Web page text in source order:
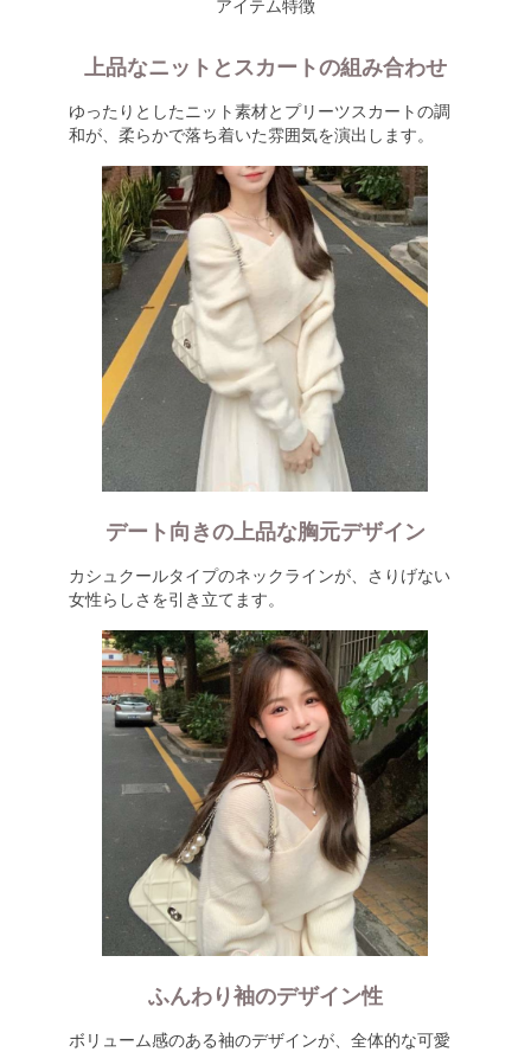
アイテム特徴
上品なニットとスカートの組み合わせ
ゆったりとしたニット素材とプリーツスカートの調
和が、柔らかで落ち着いた雰囲気を演出します。
デート向きの上品な胸元デザイン
カシュクールタイプのネックラインが、さりげない
女性らしさを引き立てます。
ふんわり袖のデザイン性
ボリューム感のある袖のデザインが、全体的な可愛